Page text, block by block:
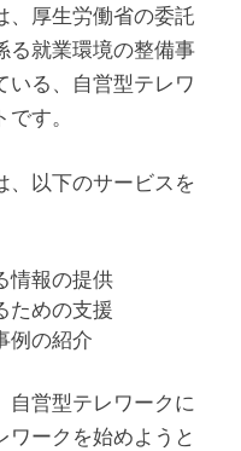
、厚生労働省の委託
る就業環境の整備事
いる、自営型テレワ
す。
、以下のサービスを
情報の提供
ための支援
例の紹介
自営型テレワークに
ークを始めようと